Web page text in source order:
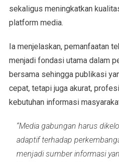
sekaligus meningkatkan
platform media.
Ia menjelaskan, pemanfaatan
menjadi fondasi utama dalam
bersama sehingga publikasi
cepat, tetapi juga akurat,
kebutuhan informasi
“Media gabungan harus
adaptif terhadap
menjadi sumber informasi